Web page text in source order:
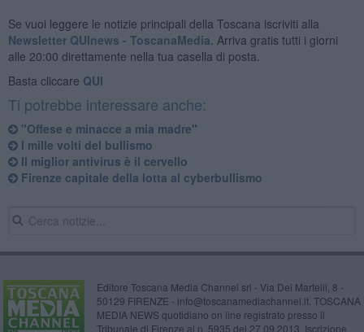
Se vuoi leggere le notizie principali della Toscana iscriviti alla
Newsletter QUInews - ToscanaMedia. Arriva gratis tutti i giorni
alle 20:00 direttamente nella tua casella di posta.
Basta cliccare QUI
Ti potrebbe interessare anche:
"Offese e minacce a mia madre"
I mille volti del bullismo
Il miglior antivirus è il cervello
Firenze capitale della lotta al cyberbullismo
Editore Toscana Media Channel srl - Via Dei Martelli, 8 -
50129 FIRENZE - info@toscanamediachannel.it. TOSCANA
MEDIA NEWS quotidiano on line registrato presso il
Tribunale di Firenze al n. 5935 del 27.09.2013. Iscrizione